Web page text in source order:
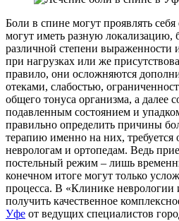
Боли в спине могут проявлять
могут иметь разную
различной степени выраженности
при нагрузках или же
правило, они осложняются
отеками, слабостью,
общего тонуса организма, а далее
подавленным состоянием и
правильно определить причины
терапию именно на них, требуется
неврологам и ортопедам. Ведь
постельный режим – лишь
конечном итоге могут только
процесса. В «Клинике
получить качественное
Уфе от ведущих специалистов